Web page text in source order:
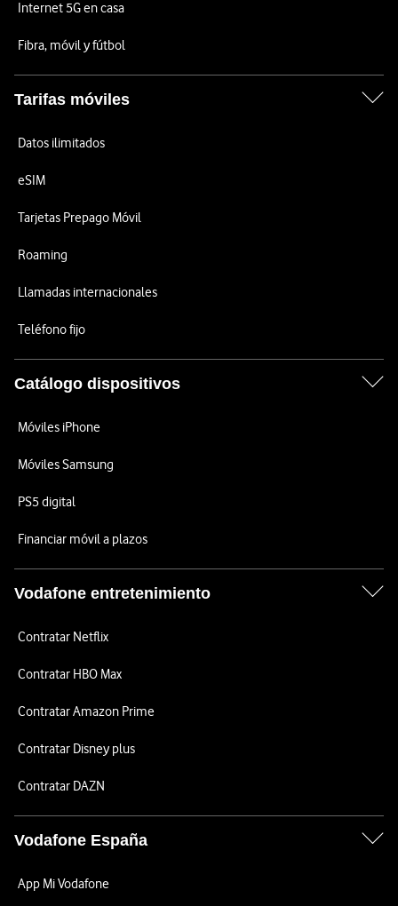
Internet 5G en casa
Fibra, móvil y fútbol
Tarifas móviles
Datos ilimitados
eSIM
Tarjetas Prepago Móvil
Roaming
Llamadas internacionales
Teléfono fijo
Catálogo dispositivos
Móviles iPhone
Móviles Samsung
PS5 digital
Financiar móvil a plazos
Vodafone entretenimiento
Contratar Netflix
Contratar HBO Max
Contratar Amazon Prime
Contratar Disney plus
Contratar DAZN
Vodafone España
App Mi Vodafone